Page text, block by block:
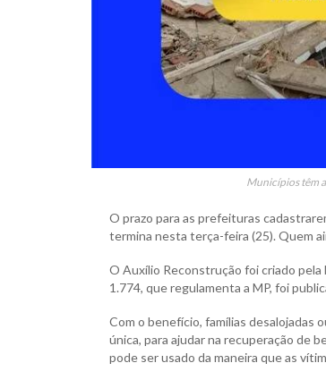
Municípios têm
O prazo para as prefeituras
termina nesta terça-feira (25). Quem
O Auxílio Reconstrução foi criado pela
1.774, que regulamenta a MP, foi
Com o benefício, famílias desalojadas
única, para ajudar na recuperação de
pode ser usado da maneira que as